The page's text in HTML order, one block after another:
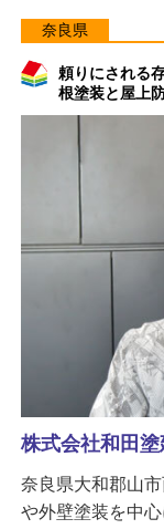
奈良県
頼りにされる
根塗装と屋上
株式会社和田塗
奈良県大和郡山
や外壁塗装を中